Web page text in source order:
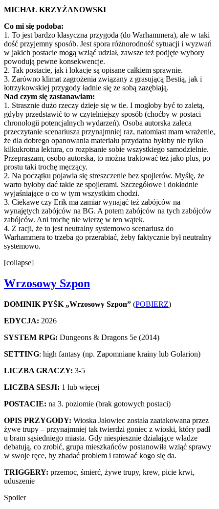
MICHAŁ KRZYŻANOWSKI
Co mi się podoba:
1. To jest bardzo klasyczna przygoda (do Warhammera), ale w taki
dość przyjemny sposób. Jest spora różnorodność sytuacji i wyzwań
w jakich postacie mogą wziąć udział, zawsze też podjęte wybory
powodują pewne konsekwencje.
2. Tak postacie, jak i lokacje są opisane całkiem sprawnie.
3. Zarówno klimat zagrożenia związany z grasującą Bestią, jak i
łotrzykowskiej przygody ładnie się ze sobą zazębiają.
Nad czym się zastanawiam:
1. Strasznie dużo rzeczy dzieje się w tle. I mogłoby być to zaletą,
gdyby przedstawić to w czytelniejszy sposób (choćby w postaci
chronologii potencjalnych wydarzeń). Osoba autorska zaleca
przeczytanie scenariusza przynajmniej raz, natomiast mam wrażenie,
że dla dobrego opanowania materiału przydatna byłaby nie tylko
kilkukrotna lektura, co rozpisanie sobie wszystkiego samodzielnie.
Przepraszam, osobo autorska, to można traktować też jako plus, po
prostu taki trochę męczący.
2. Na początku pojawia się streszczenie bez spojlerów. Myślę, że
warto byłoby dać takie ze spojlerami. Szczegółowe i dokładnie
wyjaśniające o co w tym wszystkim chodzi.
3. Ciekawe czy Erik ma zamiar wynająć też zabójców na
wynajętych zabójców na BG. A potem zabójców na tych zabójców
zabójców. Ani trochę nie wierzę w ten wątek.
4. Z racji, że to jest neutralny systemowo scenariusz do
Warhammera to trzeba go przerabiać, żeby faktycznie był neutralny
systemowo.
[collapse]
Wrzosowy Szpon
DOMINIK PYŚK „Wrzosowy Szpon” (POBIERZ)
EDYCJA: 2026
SYSTEM RPG: Dungeons & Dragons 5e (2014)
SETTING: high fantasy (np. Zapomniane krainy lub Golarion)
LICZBA GRACZY: 3-5
LICZBA SESJI: 1 lub więcej
POSTACIE: na 3. poziomie (brak gotowych postaci)
OPIS PRZYGODY: Wioska Jałowiec została zaatakowana przez
żywe trupy – przynajmniej tak twierdzi goniec z wioski, który padł
u bram sąsiedniego miasta. Gdy niespiesznie działające władze
debatują, co zrobić, grupa mieszkańców postanowiła wziąć sprawy
w swoje ręce, by zbadać problem i ratować kogo się da.
TRIGGERY: przemoc, śmierć, żywe trupy, krew, picie krwi,
uduszenie
Spoiler